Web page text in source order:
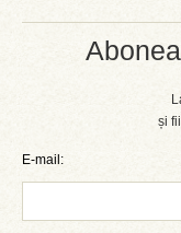
și
E-mail: